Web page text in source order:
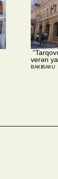
verən
BAKIBAKU